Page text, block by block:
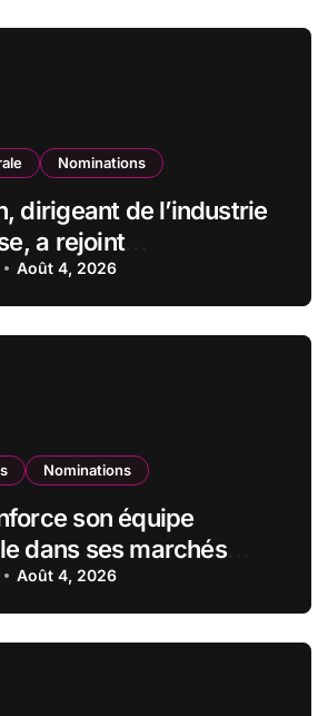
Nominations
dirigeant de l’industrie
a rejoint
GROUP (CSG) en
président du conseil
Août 4, 2026
Nominations
son équipe
dans ses marchés
Août 4, 2026